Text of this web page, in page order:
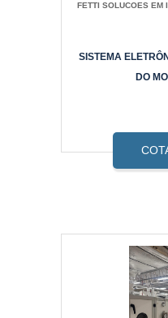
FETTI SOLUCOES EM
SISTEMA
DO